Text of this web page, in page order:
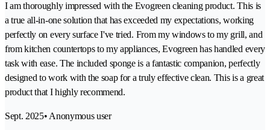
I am thoroughly impressed with the Evogreen cleaning product. This is
a true all-in-one solution that has exceeded my expectations, working
perfectly on every surface I've tried. From my windows to my grill, and
from kitchen countertops to my appliances, Evogreen has handled every
task with ease. The included sponge is a fantastic companion, perfectly
designed to work with the soap for a truly effective clean. This is a great
product that I highly recommend.
Sept. 2025• Anonymous user